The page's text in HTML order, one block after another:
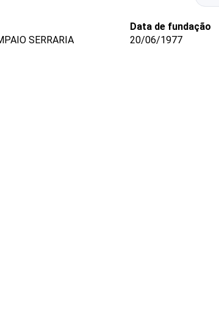
SERRARIA
Data de fundação
20/06/1977